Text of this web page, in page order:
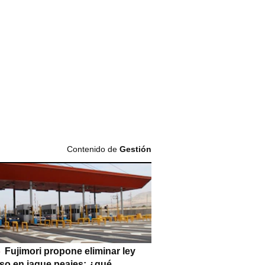
Contenido de Gestión
Fujimori propone eliminar ley